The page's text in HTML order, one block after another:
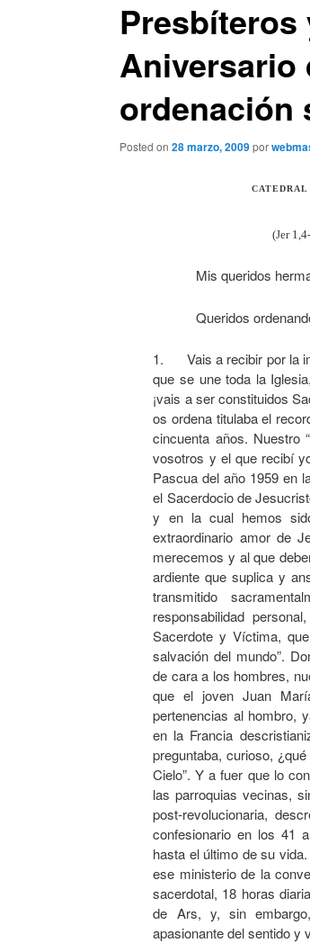
Presbíteros
Aniversario
ordenación
Posted on 28 marzo, 2009por
(Jer
Mis queridos
Queridos
1. Vais a recibir por la
que se une toda la
¡vais a ser constituidos
os ordena titulaba el
cincuenta años. Nuestro
vosotros y el que recibí
Pascua del año 1959 en
el Sacerdocio de
y en la cual hemos
extraordinario amor de
merecemos y al que
ardiente que suplica y
transmitido
responsabilidad
Sacerdote y Víctima,
salvación del mundo”.
de cara a los hombres,
que el joven Juan
pertenencias al hombro,
en la Francia
preguntaba, curioso,
Cielo”. Y a fuer que lo
las parroquias vecinas,
post-revolucionaria,
confesionario en los 41
hasta el último de su
ese ministerio de la
sacerdotal, 18 horas
de Ars, y, sin
apasionante del sentido y